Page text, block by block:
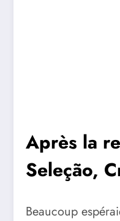
Après la
Seleção,
Beaucoup